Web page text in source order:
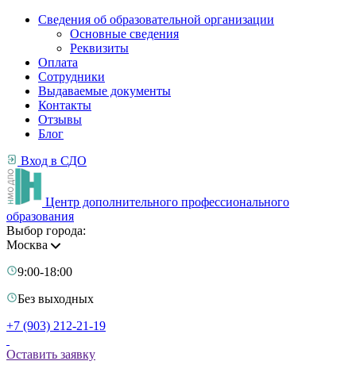
Сведения об образовательной организации
Основные сведения
Реквизиты
Оплата
Сотрудники
Выдаваемые документы
Контакты
Отзывы
Блог
Вход в СДО
Центр дополнительного профессионального
образования
Выбор города:
Москва
9:00-18:00
Без выходных
+7 (903) 212-21-19
Оставить заявку